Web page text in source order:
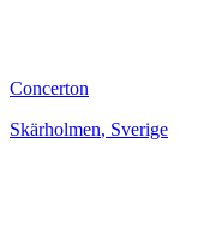
Concerton
Skärholmen, Sverige